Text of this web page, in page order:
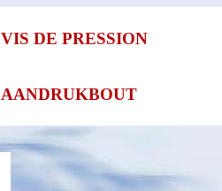
VIS DE PRESSION
AANDRUKBOUT